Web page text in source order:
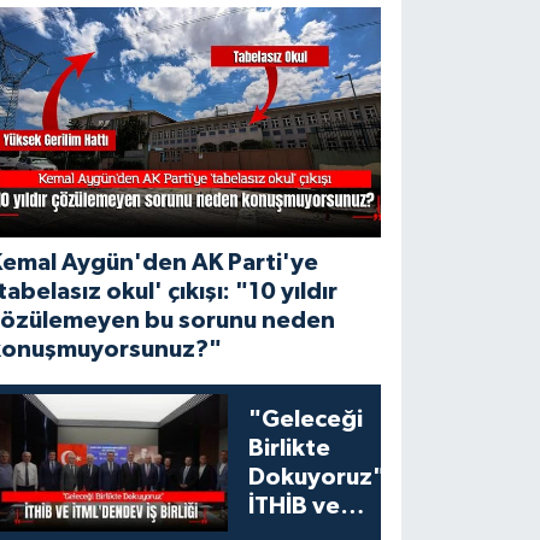
Aygün'den AK Parti'ye
okul' çıkışı: "10 yıldır
bu sorunu neden
"Geleceği
Birlikte
Dokuyoruz":
İTHİB ve